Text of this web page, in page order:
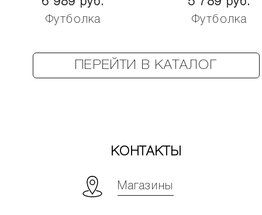
6 989 руб.
Футболка
5 789 руб.
Футболка
ПЕРЕЙТИ В КАТАЛОГ
КОНТАКТЫ
Магазины